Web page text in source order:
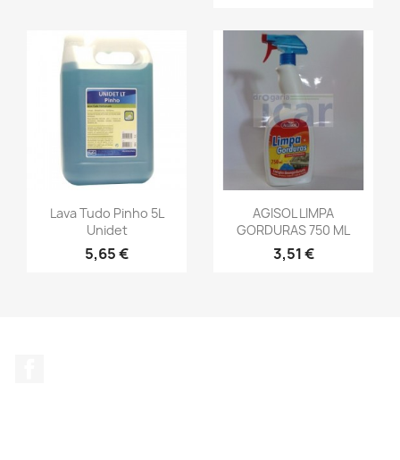
Lava Tudo Pinho 5L
Unidet
5,65 €
AGISOL LIMPA
GORDURAS 750 ML
3,51 €